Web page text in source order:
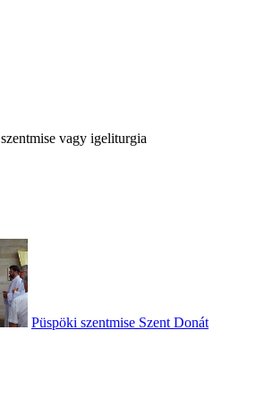
szentmise vagy igeliturgia
Püspöki szentmise Szent Donát